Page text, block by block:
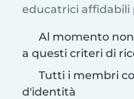
educatrici affidabili
Al momento
a questi criteri di
Tutti i membri
d'identità